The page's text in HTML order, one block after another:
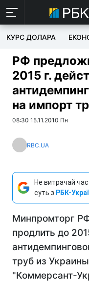
КУРС ДОЛАРА
РФ
2015 г.
на импорт
08:30 15.11.2010 Пн
RBC.UA
Не витрачай
суть з РБК-
Минпромторг
продлить до
труб из
"Коммерсант-